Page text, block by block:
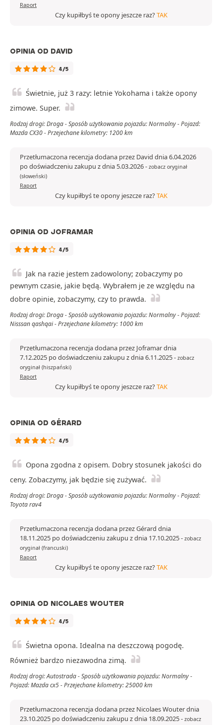
Raport
Czy kupiłbyś te opony jeszcze raz?TAK
OPINIA OD DAVID
4/5
Świetnie, już 3 razy: letnie Yokohama i także opony
zimowe. Super.
Rodzaj drogi: Droga - Sposób użytkowania pojazdu: Normalny - Pojazd:
Mazda CX30 - Przejechane kilometry: 1200 km
Przetłumaczona recenzja dodana przez David dnia 6.04.2026
po doświadczeniu zakupu z dnia 5.03.2026- zobacz oryginał
(słoweński)
Raport
Czy kupiłbyś te opony jeszcze raz?TAK
OPINIA OD JOFRAMAR
4/5
Jak na razie jestem zadowolony; zobaczymy po
pewnym czasie, jakie będą. Wybrałem je ze względu na
dobre opinie, zobaczymy, czy to prawda.
Rodzaj drogi: Droga - Sposób użytkowania pojazdu: Normalny - Pojazd:
Nisssan qashqai - Przejechane kilometry: 1000 km
Przetłumaczona recenzja dodana przez Joframar dnia
7.12.2025 po doświadczeniu zakupu z dnia 6.11.2025- zobacz
oryginał (hiszpański)
Raport
Czy kupiłbyś te opony jeszcze raz?TAK
OPINIA OD GÉRARD
4/5
Opona zgodna z opisem. Dobry stosunek jakości do
ceny. Zobaczymy, jak będzie się zużywać.
Rodzaj drogi: Droga - Sposób użytkowania pojazdu: Normalny - Pojazd:
Toyota rav4
Przetłumaczona recenzja dodana przez Gérard dnia
18.11.2025 po doświadczeniu zakupu z dnia 17.10.2025- zobacz
oryginał (francuski)
Raport
Czy kupiłbyś te opony jeszcze raz?TAK
OPINIA OD NICOLAES WOUTER
4/5
Świetna opona. Idealna na deszczową pogodę.
Również bardzo niezawodna zimą.
Rodzaj drogi: Autostrada - Sposób użytkowania pojazdu: Normalny -
Pojazd: Mazda cx5 - Przejechane kilometry: 25000 km
Przetłumaczona recenzja dodana przez Nicolaes Wouter dnia
23.10.2025 po doświadczeniu zakupu z dnia 18.09.2025- zobacz